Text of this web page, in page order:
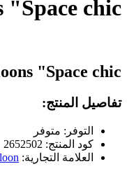
chic"
"Space chic"
تفاصيل المنتج:
التوفر: متوفر
كود المنتج: 2652502
العلامة التجارية: